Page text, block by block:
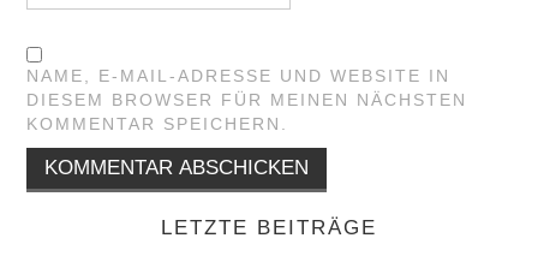
NAME, E-MAIL-ADRESSE UND WEBSITE IN
DIESEM BROWSER FÜR MEINEN NÄCHSTEN
KOMMENTAR SPEICHERN.
LETZTE BEITRÄGE